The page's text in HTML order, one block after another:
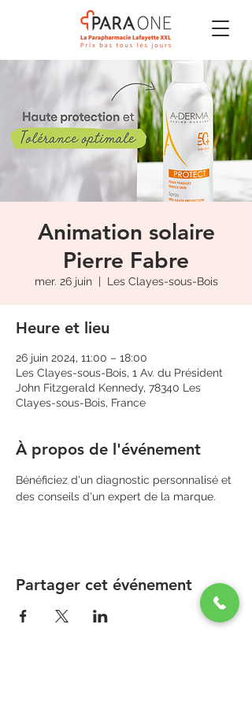
Animation solaire
Pierre Fabre
mer. 26 juin
  |
Les Clayes-sous-Bois
Heure et lieu
26 juin 2024, 11:00 – 18:00
Les Clayes-sous-Bois, 1 Av. du Président
John Fitzgerald Kennedy, 78340 Les
Clayes-sous-Bois, France
À propos de l'événement
Bénéficiez d'un diagnostic personnalisé et
des conseils d'un expert de la marque.
Partager cet événement